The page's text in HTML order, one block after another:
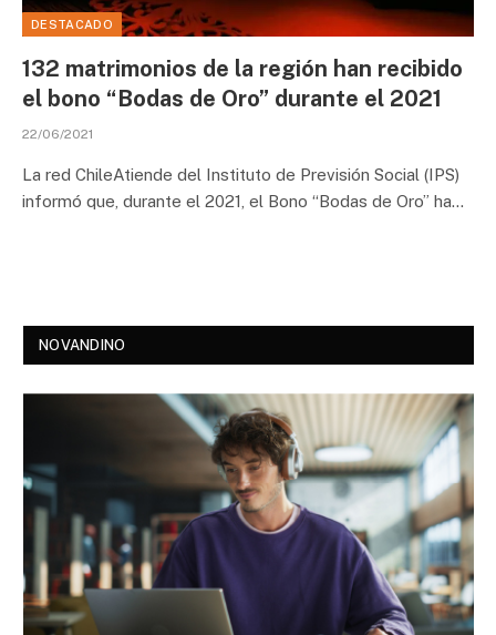
DESTACADO
132 matrimonios de la región han recibido
el bono “Bodas de Oro” durante el 2021
22/06/2021
La red ChileAtiende del Instituto de Previsión Social (IPS)
informó que, durante el 2021, el Bono “Bodas de Oro” ha…
NOVANDINO